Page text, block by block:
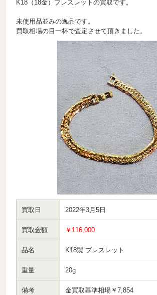
K18（18金）ブレスレットの買取です。
未使用品並みの逸品です。
買取相場の目一杯で査定させて頂きました。
買取日 2022年3月5日
買取金額 ￥116,000
品名 K18製 ブレスレット
重量 20g
備考 金買取基準相場￥7,854